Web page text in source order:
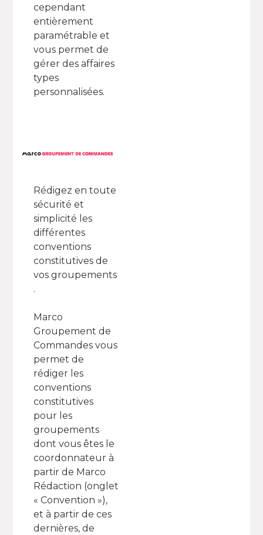
cependant
entièrement
paramétrable et
vous permet de
gérer des affaires
types
personnalisées.
Rédigez en toute
sécurité et
simplicité les
différentes
conventions
constitutives de
vos groupements
.
Marco
Groupement de
Commandes vous
permet de
rédiger les
conventions
constitutives
pour les
groupements
dont vous êtes le
coordonnateur à
partir de Marco
Rédaction (onglet
« Convention »),
et à partir de ces
dernières, de